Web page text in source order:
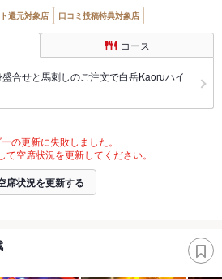
還元対象店 口コミ投稿特典対象店
コース
合せと馬刺しのご注文で白岳Kaoruハイ
の更新に失敗しました。
て空席状況を更新してください。
席状況を更新する